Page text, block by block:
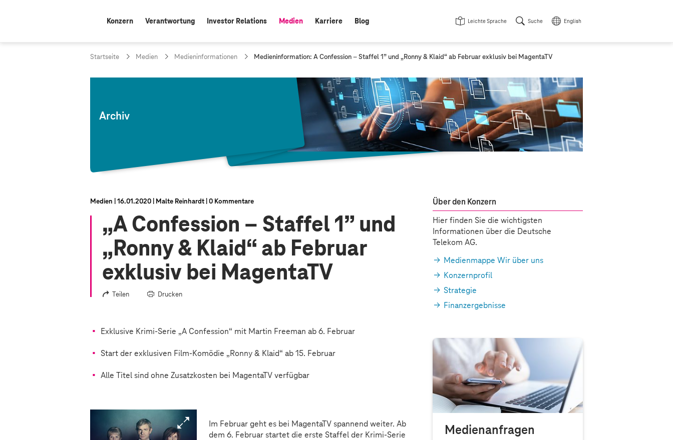
Konzern Verantwortung Investor Relations aktiv:
Medien Karriere Blog Leichte Sprache Suche English
Startseite Medien Medieninformationen
a
e
Medieninformation: A Confession – Staffel 1” und „Ronny & Klaid“ ab Februar exklusiv bei MagentaTV
Archiv
Medien 16.01.2020 Malte Reinhardt 0 Kommentare
„A Confession – Staffel 1” und
„Ronny & Klaid“ ab Februar
exklusiv bei MagentaTV
Teilen Drucken
Exklusive Krimi-Serie „A Confession“ mit Martin Freeman ab 6. Februar
Start der exklusiven Film-Komödie „Ronny & Klaid“ ab 15. Februar
Alle Titel sind ohne Zusatzkosten bei MagentaTV verfügbar
Im Februar geht es bei MagentaTV spannend weiter. Ab
dem 6. Februar startet die erste Staffel der Krimi-Serie
Über den Konzern
Hier finden Sie die wichtigsten
Informationen über die Deutsche
Telekom AG.
Medienmappe Wir über uns
Konzernprofil
Strategie
Finanzergebnisse
Medienanfragen